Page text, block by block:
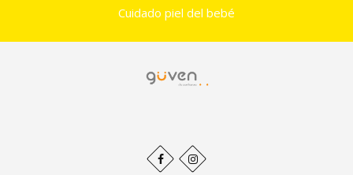
Cuidado piel del bebé